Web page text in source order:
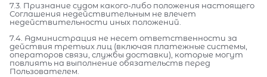
7.3. Признание судом какого-либо положения настоящего
Соглашения недействительным не влечет
недействительности иных положений.
7.4. Администрация не несет ответственности за
действия третьих лиц (включая платежные системы,
операторов связи, службы доставки), которые могут
повлиять на выполнение обязательств перед
Пользователем.